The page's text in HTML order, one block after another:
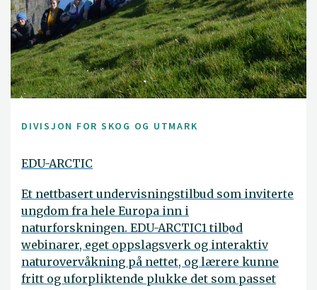
DIVISJON FOR SKOG OG UTMARK
EDU-ARCTIC
Et nettbasert undervisningstilbud som inviterte
ungdom fra hele Europa inn i
naturforskningen. EDU-ARCTIC1 tilbød
webinarer, eget oppslagsverk og interaktiv
naturovervåkning på nettet, og lærere kunne
fritt og uforpliktende plukke det som passet